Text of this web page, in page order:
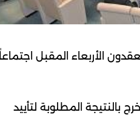
الأربعاء المقبل اجتماعاً
المطلوبة لتأييد